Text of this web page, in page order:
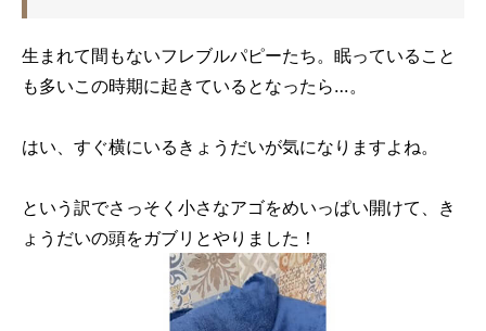
生まれて間もないフレブルパピーたち。眠っていること
も多いこの時期に起きているとなったら…。
はい、すぐ横にいるきょうだいが気になりますよね。
という訳でさっそく小さなアゴをめいっぱい開けて、き
ょうだいの頭をガブリとやりました！